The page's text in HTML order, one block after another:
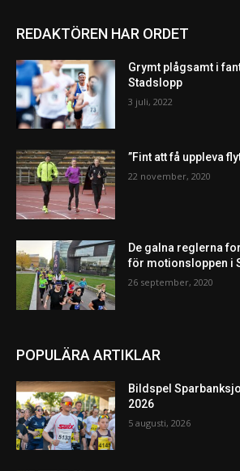
REDAKTÖREN HAR ORDET
Grymt plågsamt i
Stadslopp
3 juli, 2022
”Fint att få uppleva
22 november, 2020
De galna reglerna
för motionsloppen i
26 september, 2020
POPULÄRA ARTIKLAR
Bildspel
2026
5 augusti, 2026